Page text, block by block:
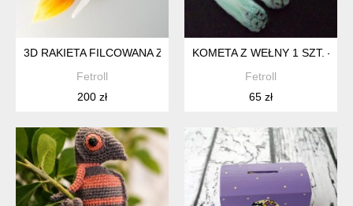
3D RAKIETA FILCOWANA Z WEŁNY ROZMIAR M –
Fetroll
200 zł
KOMETA Z WEŁNY 1 SZT. –
Fetroll
65 zł